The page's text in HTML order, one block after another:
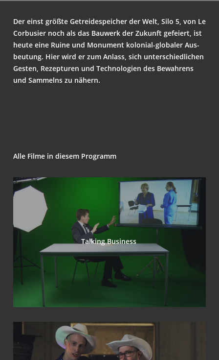
Der einst größ­te Getrei­de­spei­cher der Welt, Silo 5, von Le
Cor­bu­si­er noch als das Bau­werk der Zukunft gefei­ert, ist
heu­te eine Rui­ne und Monu­ment kolo­ni­al-glo­ba­ler Aus­
beu­tung. Hier wird er zum Anlass, sich unter­schied­li­chen
Ges­ten, Rezep­tu­ren und Tech­no­lo­gien des Bewah­rens
und Sam­melns zu nähern.
Alle Fil­me in die­sem Programm
Tal­king Business